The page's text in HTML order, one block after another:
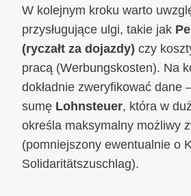
W kolejnym kroku warto
przysługujące ulgi, takie jak
(ryczałt za dojazdy) czy
pracą (Werbungskosten). Na
dokładnie zweryfikować dane
sumę Lohnsteuer, która w
określa maksymalny możliwy
(pomniejszony ewentualnie o
Solidaritätszuschlag).